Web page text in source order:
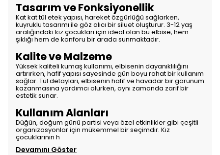
Tasarım ve Fonksiyonellik
Kat kat tül etek yapısı, hareket özgürlüğü sağlarken,
kuyruklu tasarımı ile göz alıcı bir siluet oluşturur. 3-12 yaş
aralığındaki kız çocukları için ideal olan bu elbise, hem
şıklığı hem de konforu bir arada sunmaktadır.
Kalite ve Malzeme
Yüksek kaliteli kumaş kullanımı, elbisenin dayanıklılığını
artırırken, hafif yapısı sayesinde gün boyu rahat bir kullanım
sağlar. Tül detayları, elbisenin hafif ve havadar bir görünüm
kazanmasına yardımcı olurken, aynı zamanda zarif bir
estetik sunar.
Kullanım Alanları
Düğün, doğum günü partisi veya özel etkinlikler gibi çeşitli
organizasyonlar için mükemmel bir seçimdir. Kız
çocuklarının h
Devamını Göster